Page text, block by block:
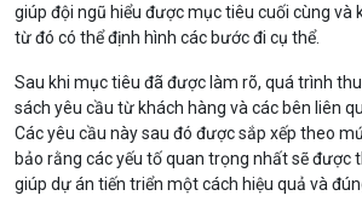
giúp đội ngũ hiểu được mục tiêu cuối cùng và
từ đó có thể định hình các bước đi cụ thể.
Sau khi mục tiêu đã được làm rõ, quá trình
sách yêu cầu từ khách hàng và các bên liên
Các yêu cầu này sau đó được sắp xếp theo
bảo rằng các yếu tố quan trọng nhất sẽ được
giúp dự án tiến triển một cách hiệu quả và